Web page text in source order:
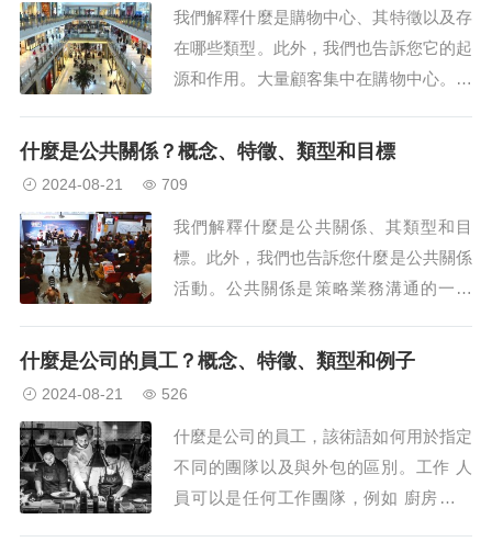
類型投資的理想特徵。這個字的同義詞
有：「有利可圖」...
我們解釋什麼是購物中心、其特徵以及存
在哪些類型。此外，我們也告訴您它的起
源和作用。大量顧客集中在購物中心。什
稱為商場或購物中心（均為購物中心的英
售商品和服務. 服務。大量顧客集中，鼓
勵不同類型...
什麼是公共關係？概念、特徵、類型和目標
2024-08-21 709
我們解釋什麼是公共關係、其類型和目
標。此外，我們也告訴您什麼是公共關係
活動。公共關係是策略業務溝通的一部
RRPP）是公司和個人可以採取的一系列
研究這些通訊技術的學科也以這個名稱而
聞名。公共關係是...
什麼是公司的員工？概念、特徵、類型和例子
2024-08-21 526
什麼是公司的員工，該術語如何用於指定
不同的團隊以及與外包的區別。工作 人
員可以是任何工作團隊，例如 廚房工作